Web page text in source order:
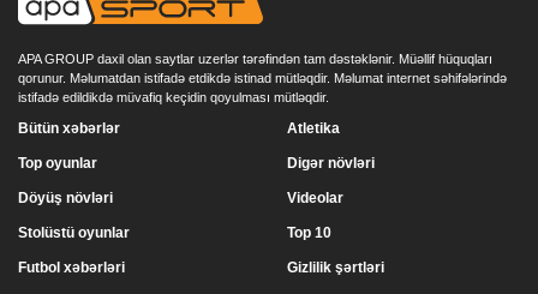
APA GROUP daxil olan saytlar uzerlər tərəfindən tam dəstəklənir. Müəllif hüquqları
qorunur. Məlumatdan istifadə etdikdə istinad mütləqdir. Məlumat internet səhifələrində
istifadə edildikdə müvafiq keçidin qoyulması mütləqdir.
Bütün xəbərlər
Top oyunlar
Döyüş növləri
Stolüstü oyunlar
Atletika
Digər növləri
Videolar
Top 10
Futbol xəbərləri Gizlilik şərtləri